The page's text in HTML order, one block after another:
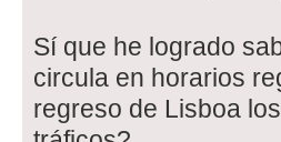
Sí que he logrado
circula en horarios
regreso de Lisboa